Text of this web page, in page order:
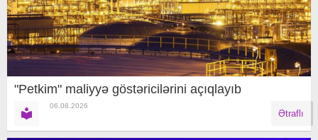
"Petkim" maliyyə göstəricilərini açıqlayıb
06.08.2026
Ətraflı